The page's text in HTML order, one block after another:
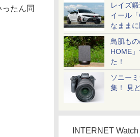
レイズ
イール
なまま
鳥肌も
HOME
た！
ソニー
集！ 見
INTERNET
たん同